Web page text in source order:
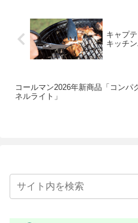
キャプ
キッチ
コールマン2026年新商品「コンパ
ネルライト」